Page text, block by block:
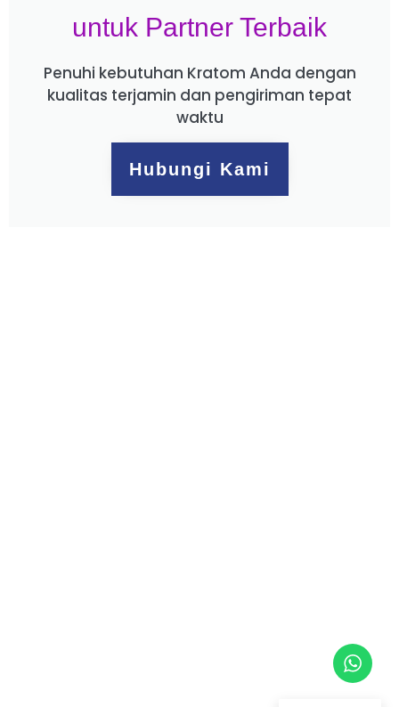
untuk Partner Terbaik
Penuhi kebutuhan Kratom Anda dengan
kualitas terjamin dan pengiriman tepat
waktu
Hubungi Kami